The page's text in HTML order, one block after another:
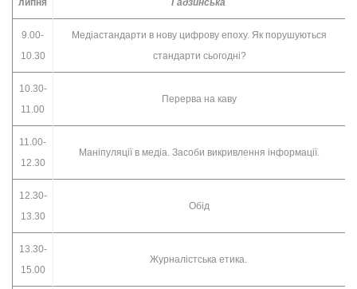
липня Гадзинська
9.00-
10.30
Медіастандарти в нову цифрову епоху. Як порушуються
стандарти сьогодні?
10.30-
11.00
Перерва на каву
11.00-
12.30
Маніпуляції в медіа. Засоби викривлення інформації.
12.30-
13.30
Обід
13.30-
15.00
Журналістська етика.